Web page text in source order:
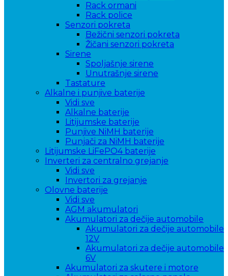
Rack ormani
Rack police
Senzori pokreta
Bežični senzori pokreta
Žičani senzori pokreta
Sirene
Spoljašnje sirene
Unutrašnje sirene
Tastature
Alkalne i punjive baterije
Vidi sve
Alkalne baterije
Litijumske baterije
Punjive NiMH baterije
Punjači za NiMH baterije
Litijumske LiFePO4 baterije
Inverteri za centralno grejanje
Vidi sve
Invertori za grejanje
Olovne baterije
Vidi sve
AGM akumulatori
Akumulatori za dečije automobile
Akumulatori za dečije automobile
12V
Akumulatori za dečije automobile
6V
Akumulatori za skutere i motore